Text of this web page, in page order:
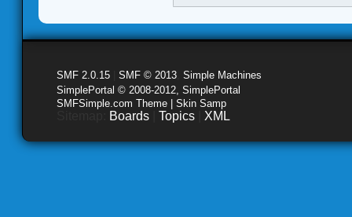
SMF 2.0.15 SMF © 2013 Simple Machines
SimplePortal © 2008-2012, SimplePortal
SMFSimple.com Theme | Skin Samp
Boards Topics XML